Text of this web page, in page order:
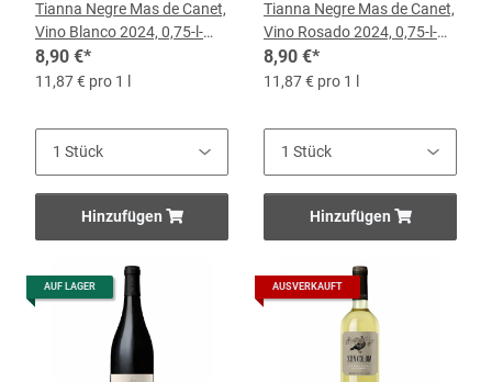
Tianna Negre Mas de Canet,
Vino Blanco 2024, 0,75-l-
Flasche
8,90 €*
11,87 € pro 1 l
Hinzufügen
Tianna Negre Mas de Canet,
Vino Rosado 2024, 0,75-l-
Flasche
8,90 €*
11,87 € pro 1 l
Hinzufügen
AUF LAGER AUSVERKAUFT